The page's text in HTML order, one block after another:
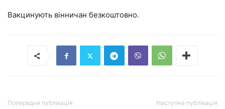
Вакцинують вінничан безкоштовно.
Попередня публікація Наступна публікація